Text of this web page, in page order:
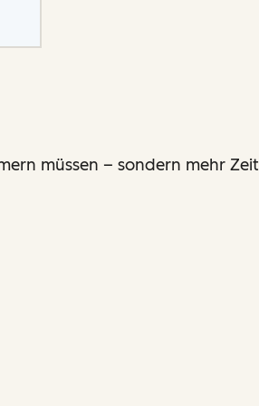
müssen – sondern mehr Zeit